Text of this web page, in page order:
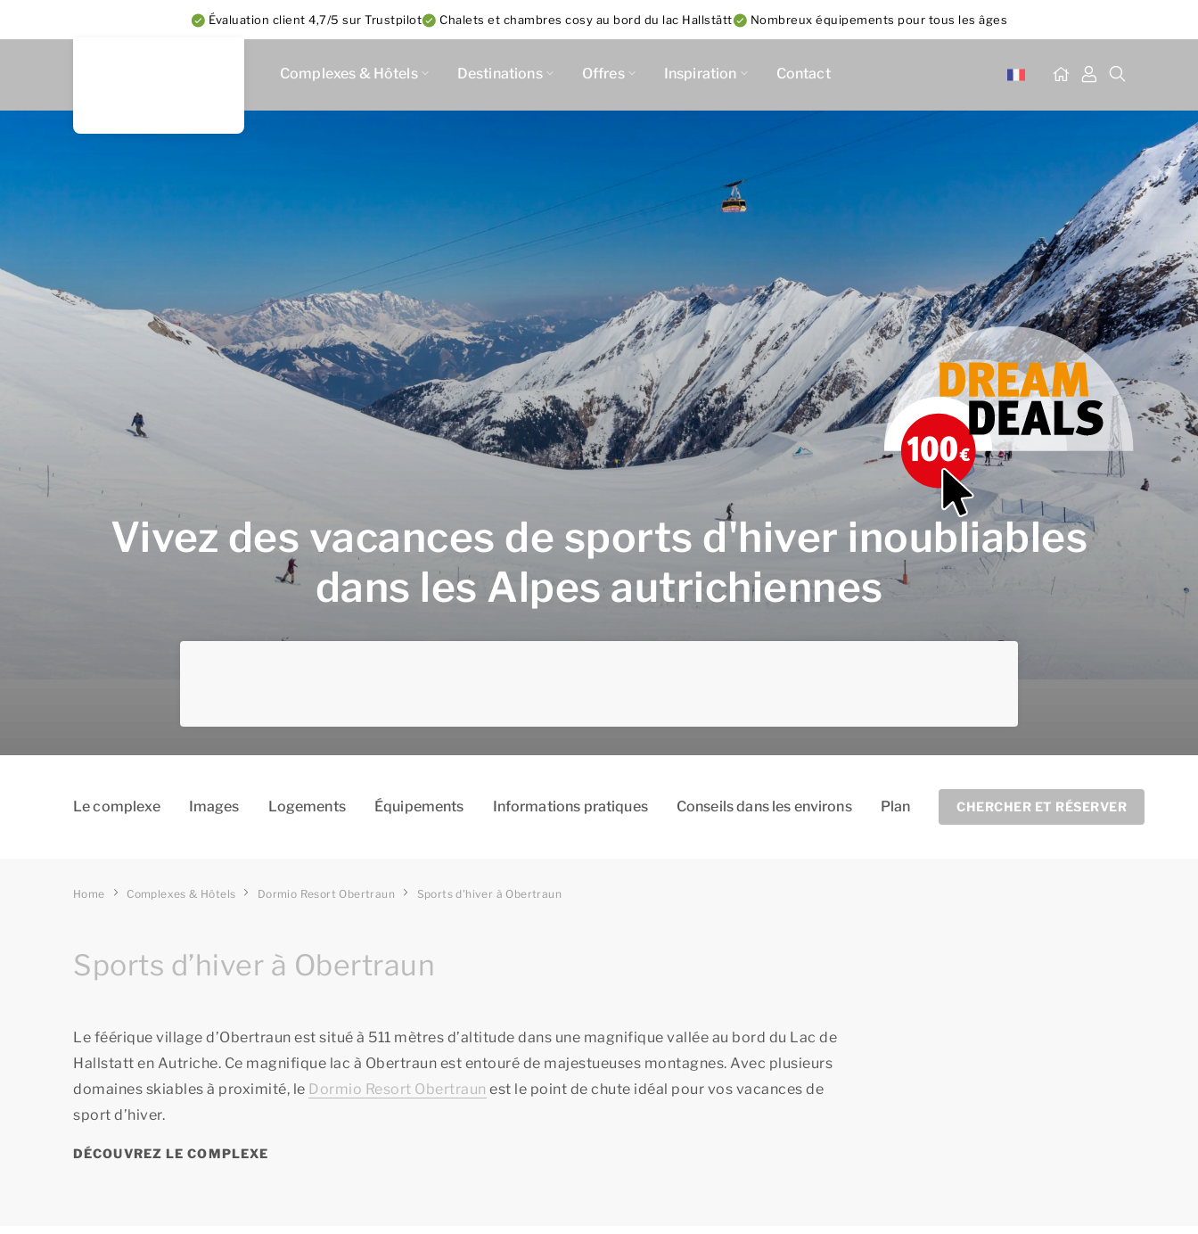
Évaluation client 4,7/5 sur Trustpilot Chalets et chambres cosy au bord du lac Hallstätt Nombreux équipements pour tous les âges
Complexes & Hôtels Destinations Offres Inspiration Contact
Vivez des vacances de sports d'hiver inoubliables
dans les Alpes autrichiennes
Le complexe Images Logements Équipements Informations pratiques Conseils dans les environs Plan CHERCHER ET RÉSERVER
Home Complexes & Hôtels Dormio Resort Obertraun Sports d'hiver à Obertraun
Sports d’hiver à Obertraun
Le féérique village d’Obertraun est situé à 511 mètres d’altitude dans une magnifique vallée au bord du Lac de
Hallstatt en Autriche. Ce magnifique lac à Obertraun est entouré de majestueuses montagnes. Avec plusieurs
domaines skiables à proximité, le Dormio Resort Obertraun est le point de chute idéal pour vos vacances de
sport d’hiver.
DÉCOUVREZ LE COMPLEXE